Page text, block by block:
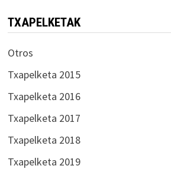
TXAPELKETAK
Otros
Txapelketa 2015
Txapelketa 2016
Txapelketa 2017
Txapelketa 2018
Txapelketa 2019